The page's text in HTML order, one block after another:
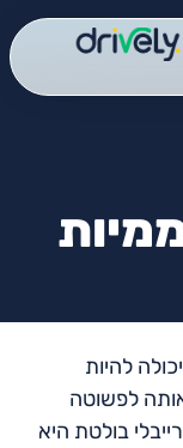
להיות
לפשוטה
בולטת היא